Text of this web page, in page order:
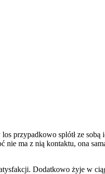
przypadkowo splótł ze
nie ma z nią kontaktu, ona
Dodatkowo żyje w